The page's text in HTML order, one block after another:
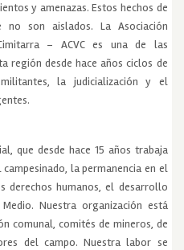
y amenazas. Estos hechos de
no son aislados. La Asociación
– ACVC es una de las
región desde hace años ciclos de
la judicialización y el
que desde hace 15 años trabaja
la permanencia en el
humanos, el desarrollo
Nuestra organización está
comunal, comités de mineros, de
del campo. Nuestra labor se